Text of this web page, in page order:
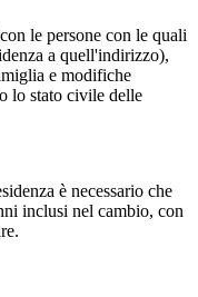
le persone con le quali
a quell'indirizzo),
e modifiche
lo stato civile delle
è necessario che
inclusi nel cambio, con